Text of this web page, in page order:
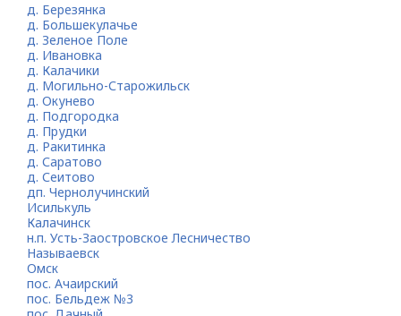
д. Березянка
д. Большекулачье
д. Зеленое Поле
д. Ивановка
д. Калачики
д. Могильно-Старожильск
д. Окунево
д. Подгородка
д. Прудки
д. Ракитинка
д. Саратово
д. Сеитово
дп. Чернолучинский
Исилькуль
Калачинск
н.п. Усть-Заостровское Лесничество
Называевск
Омск
пос. Ачаирский
пос. Бельдеж №3